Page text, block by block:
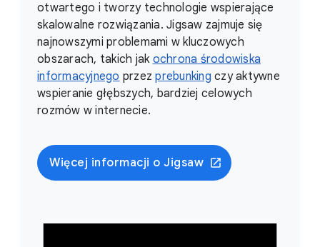
otwartego i tworzy technologie wspierające
skalowalne rozwiązania. Jigsaw zajmuje się
najnowszymi problemami w kluczowych
obszarach, takich jak ochrona środowiska
informacyjnego przezprebunking czy aktywne
wspieranie głębszych, bardziej celowych
rozmów w internecie.
Więcej informacji o Jigsaw